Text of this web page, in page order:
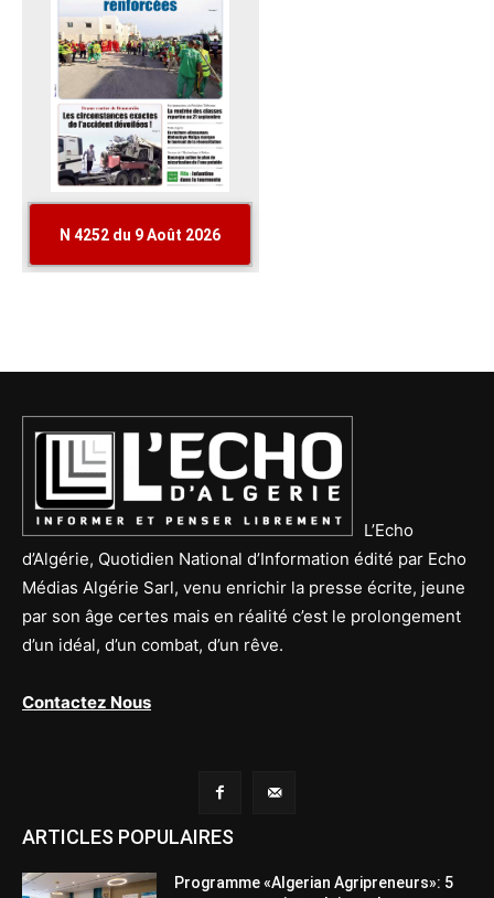
L’Echo
d’Algérie, Quotidien National d’Information édité par Echo
Médias Algérie Sarl, venu enrichir la presse écrite, jeune
par son âge certes mais en réalité c’est le prolongement
d’un idéal, d’un combat, d’un rêve.
Contactez Nous
ARTICLES POPULAIRES
Programme «Algerian Agripreneurs»: 5